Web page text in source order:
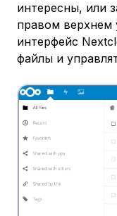
интересны, или
правом верхнем
интерфейс
файлы и